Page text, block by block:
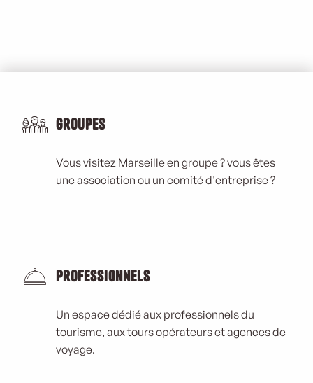
Groupes
Vous visitez Marseille en groupe ? vous êtes
une association ou un comité d'entreprise ?
Professionnels
Un espace dédié aux professionnels du
tourisme, aux tours opérateurs et agences de
voyage.